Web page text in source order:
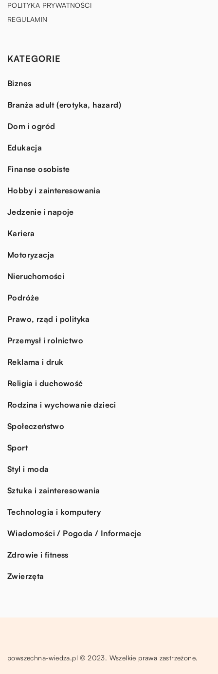
POLITYKA PRYWATNOŚCI
REGULAMIN
KATEGORIE
Biznes
Branża adult (erotyka, hazard)
Dom i ogród
Edukacja
Finanse osobiste
Hobby i zainteresowania
Jedzenie i napoje
Kariera
Motoryzacja
Nieruchomości
Podróże
Prawo, rząd i polityka
Przemysł i rolnictwo
Reklama i druk
Religia i duchowość
Rodzina i wychowanie dzieci
Społeczeństwo
Sport
Styl i moda
Sztuka i zainteresowania
Technologia i komputery
Wiadomości / Pogoda / Informacje
Zdrowie i fitness
Zwierzęta
powszechna-wiedza.pl © 2023. Wszelkie prawa zastrzeżone.